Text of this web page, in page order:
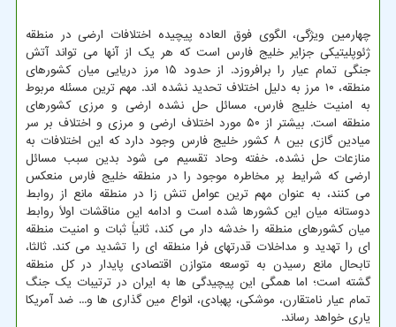
چهارمین ویژگی، الگوی فوق العاده پیچیده اختلافات ارضی در منطقه
ژئوپلیتیکی جزایر خلیج فارس است که هر یک از آنها می تواند آتش
جنگی تمام عیار را برافروزد. از حدود ۱۵ مرز دریایی میان کشورهای
منطقه، ۱۰ مرز به دلیل اختلاف تحدید نشده اند. مهم ترین مسئله مربوط
به امنیت خلیج فارس، مسائل حل نشده ارضی و مرزی کشورهای
منطقه است. بیشتر از ۵۰ مورد اختلاف ارضی و مرزی و اختلاف بر سر
میادین گازی بین ۸ کشور خلیج فارس وجود دارد که این اختلافات به
منازعات حل نشده، خفته وحاد تقسیم می شود بدین سبب مسائل
ارضی که شرایط پر مخاطره موجود را در منطقه خلیج فارس منعکس
می کنند، به عنوان مهم ترین عوامل تنش زا در منطقه مانع از روابط
دوستانه میان این کشورها شده است و ادامه این مناقشات اولاً روابط
میان کشورهای منطقه را خدشه دار می کند، ثانیاً ثبات و امنیت منطقه
ای را تهدید و مداخلات قدرتهای فرا منطقه ای را تشدید می کند. ثالثا،
تابحال مانع رسیدن به توسعه متوازن اقتصادی پایدار در کل منطقه
گشته است؛ اما همگی این پیچیدگی ها به ایران در ترتیبات یک جنگ
تمام عیار نامتقارن، موشکی، پهبادی، انواع مین گذاری ها و... ضد آمریکا
یاری خواهد رساند.